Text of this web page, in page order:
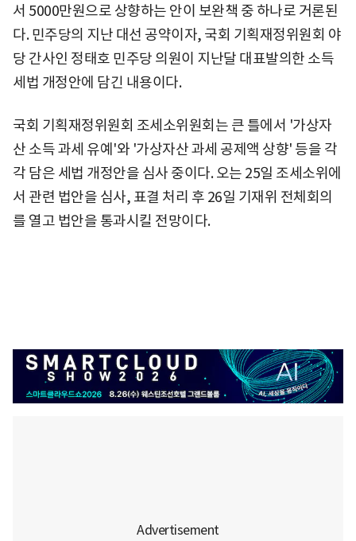
서 5000만원으로 상향하는 안이 보완책 중 하나로 거론된
다. 민주당의 지난 대선 공약이자, 국회 기획재정위원회 야
당 간사인 정태호 민주당 의원이 지난달 대표발의한 소득
세법 개정안에 담긴 내용이다.
국회 기획재정위원회 조세소위원회는 큰 틀에서 '가상자
산 소득 과세 유예'와 '가상자산 과세 공제액 상향' 등을 각
각 담은 세법 개정안을 심사 중이다. 오는 25일 조세소위에
서 관련 법안을 심사, 표결 처리 후 26일 기재위 전체회의
를 열고 법안을 통과시킬 전망이다.